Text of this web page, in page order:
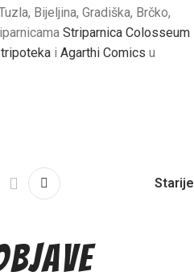
Bijeljina, Gradiška, Brčko,
Striparnica Colosseum
i Agarthi Comics u
Starije